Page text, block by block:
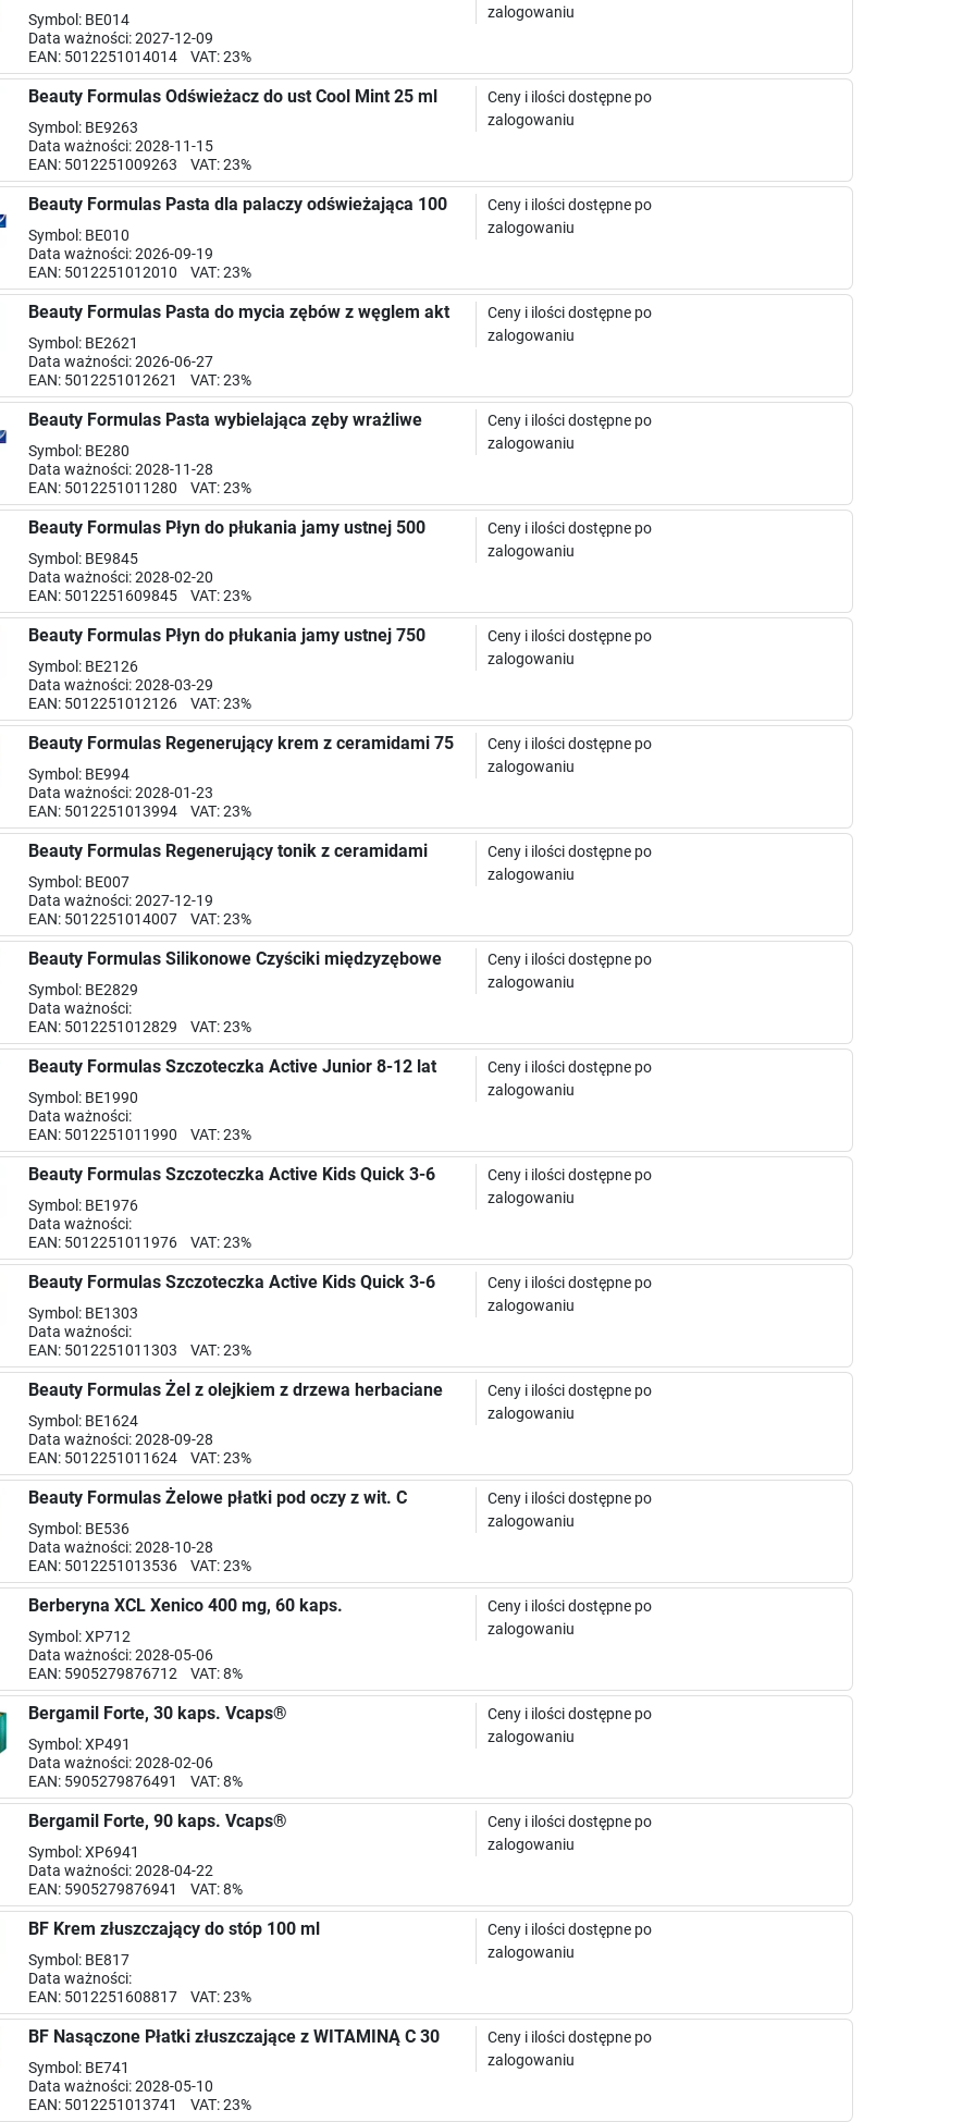
Symbol: BE014
Data ważności: 2027-12-09
EAN: 5012251014014 VAT: 23%
zalogowaniu
Beauty Formulas Odświeżacz do ust Cool Mint 25 ml
Symbol: BE9263
Data ważności: 2028-11-15
EAN: 5012251009263 VAT: 23%
Ceny i ilości dostępne po
zalogowaniu
Beauty Formulas Pasta dla palaczy odświeżająca 100
Symbol: BE010
Data ważności: 2026-09-19
EAN: 5012251012010 VAT: 23%
Ceny i ilości dostępne po
zalogowaniu
Beauty Formulas Pasta do mycia zębów z węglem akt
Symbol: BE2621
Data ważności: 2026-06-27
EAN: 5012251012621 VAT: 23%
Ceny i ilości dostępne po
zalogowaniu
Beauty Formulas Pasta wybielająca zęby wrażliwe
Symbol: BE280
Data ważności: 2028-11-28
EAN: 5012251011280 VAT: 23%
Ceny i ilości dostępne po
zalogowaniu
Beauty Formulas Płyn do płukania jamy ustnej 500
Symbol: BE9845
Data ważności: 2028-02-20
EAN: 5012251609845 VAT: 23%
Ceny i ilości dostępne po
zalogowaniu
Beauty Formulas Płyn do płukania jamy ustnej 750
Symbol: BE2126
Data ważności: 2028-03-29
EAN: 5012251012126 VAT: 23%
Ceny i ilości dostępne po
zalogowaniu
Beauty Formulas Regenerujący krem z ceramidami 75
Symbol: BE994
Data ważności: 2028-01-23
EAN: 5012251013994 VAT: 23%
Ceny i ilości dostępne po
zalogowaniu
Beauty Formulas Regenerujący tonik z ceramidami
Symbol: BE007
Data ważności: 2027-12-19
EAN: 5012251014007 VAT: 23%
Ceny i ilości dostępne po
zalogowaniu
Beauty Formulas Silikonowe Czyściki międzyzębowe
Symbol: BE2829
Data ważności:
EAN: 5012251012829 VAT: 23%
Ceny i ilości dostępne po
zalogowaniu
Beauty Formulas Szczoteczka Active Junior 8-12 lat
Symbol: BE1990
Data ważności:
EAN: 5012251011990 VAT: 23%
Ceny i ilości dostępne po
zalogowaniu
Beauty Formulas Szczoteczka Active Kids Quick 3-6
Symbol: BE1976
Data ważności:
EAN: 5012251011976 VAT: 23%
Ceny i ilości dostępne po
zalogowaniu
Beauty Formulas Szczoteczka Active Kids Quick 3-6
Symbol: BE1303
Data ważności:
EAN: 5012251011303 VAT: 23%
Ceny i ilości dostępne po
zalogowaniu
Beauty Formulas Żel z olejkiem z drzewa herbaciane
Symbol: BE1624
Data ważności: 2028-09-28
EAN: 5012251011624 VAT: 23%
Ceny i ilości dostępne po
zalogowaniu
Beauty Formulas Żelowe płatki pod oczy z wit. C
Symbol: BE536
Data ważności: 2028-10-28
EAN: 5012251013536 VAT: 23%
Ceny i ilości dostępne po
zalogowaniu
Berberyna XCL Xenico 400 mg, 60 kaps.
Symbol: XP712
Data ważności: 2028-05-06
EAN: 5905279876712 VAT: 8%
Ceny i ilości dostępne po
zalogowaniu
Bergamil Forte, 30 kaps. Vcaps®
Symbol: XP491
Data ważności: 2028-02-06
EAN: 5905279876491 VAT: 8%
Ceny i ilości dostępne po
zalogowaniu
Bergamil Forte, 90 kaps. Vcaps®
Symbol: XP6941
Data ważności: 2028-04-22
EAN: 5905279876941 VAT: 8%
Ceny i ilości dostępne po
zalogowaniu
BF Krem złuszczający do stóp 100 ml
Symbol: BE817
Data ważności:
EAN: 5012251608817 VAT: 23%
Ceny i ilości dostępne po
zalogowaniu
BF Nasączone Płatki złuszczające z WITAMINĄ C 30
Symbol: BE741
Data ważności: 2028-05-10
EAN: 5012251013741 VAT: 23%
Ceny i ilości dostępne po
zalogowaniu